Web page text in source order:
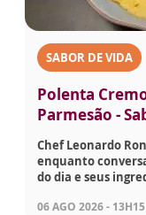
SABOR DE VIDA
Polenta
Parmesão -
Chef Leonardo
enquanto
do dia e seus
06 AGO 2026 - 13H15